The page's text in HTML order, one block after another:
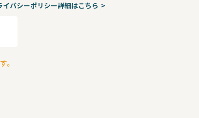
イバシーポリシー詳細はこちら
。